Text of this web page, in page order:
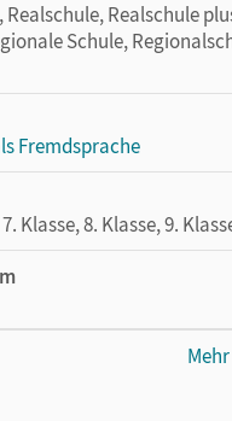
Realschule
Schule,
Fremdsprache
Klasse, 8. Klasse, 9.